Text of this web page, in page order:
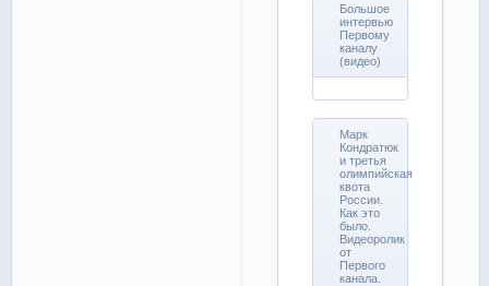
Большое
интервью
Первому
каналу
(видео)
Марк
Кондратюк
и третья
олимпийская
квота
России.
Как это
было.
Видеоролик
от
Первого
канала.